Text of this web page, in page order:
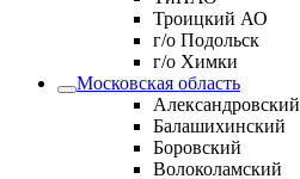
Троицкий АО
г/о Подольск
г/о Химки
Московская область
Александровский
Балашихинский
Боровский
Волоколамский